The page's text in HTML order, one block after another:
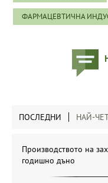
ФАРМАЦЕВТИЧНА
ПОСЛЕДНИ НАЙ-
Производството на
годишно дъно